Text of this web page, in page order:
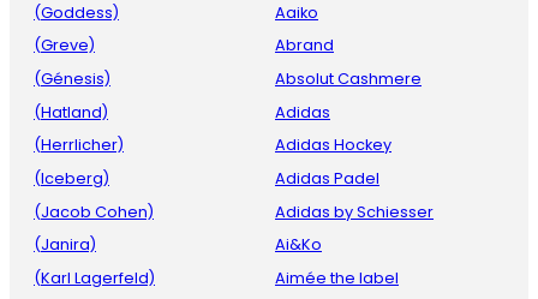
(Goddess)
(Greve)
(Génesis)
(Hatland)
(Herrlicher)
(Iceberg)
(Jacob Cohen)
(Janira)
(Karl Lagerfeld)
Aaiko
Abrand
Absolut Cashmere
Adidas
Adidas Hockey
Adidas Padel
Adidas by Schiesser
Ai&Ko
Aimée the label